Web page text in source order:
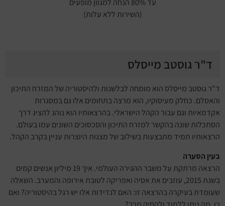
עד 80% הנחה למגוון מופעים
(השירות ללא עלות)
ד"ר גוסטב מייסלס
ד"ר גוסטב מייסלס הוא מומחה לבלשנות ולהיסטוריה של המזרח התיכון
והאסלם. כחלק מעיסוקיו, הוא מרצה בתחומים אלו גם במסגרות
אקדמאיות וגם עבור הקהל הישראלי. בהרצאותיו הוא נוהג להציג דרך
הסתכלות שונה בהקשר למזרח התיכון והסכסוכים השונים עמו בעולם.
הרצאותיו תמיד מתבצעות בשילוב של מצגות היוצרות עניין בקרב הקהל.
בעין הסערה
הרצאה מרתקת על משבר ההגירה העולמי. איך 19 מיליון אנשים קמים
בשנת 2015, עוזבים את אסיה ואפריקה לטובת אירופה והמערב. השאלה
שעומדת בעיקרה בהרצאה זו: האם לנדידות אלו יש רגל בהיסטוריה? ואם